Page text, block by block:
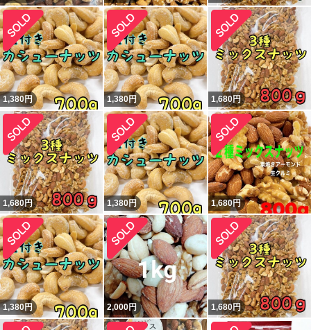
1,380円 1,380円 1,680円
1,680円 1,380円 1,680円
1,380円 2,000円 1,680円